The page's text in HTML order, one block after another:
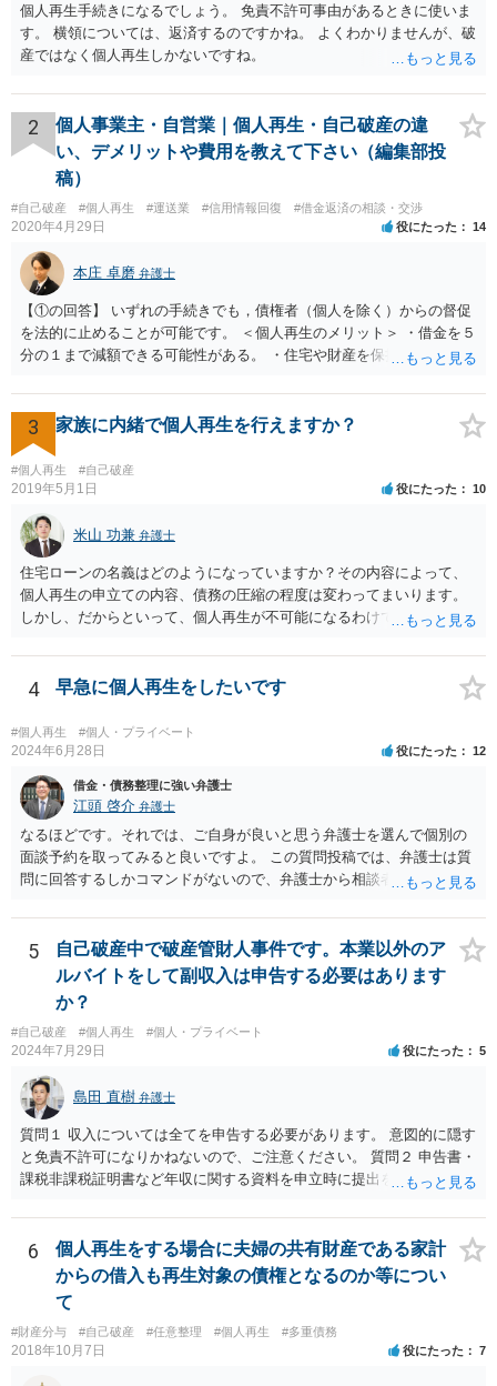
個人再生手続きになるでしょう。 免責不許可事由があるときに使いま
す。 横領については、返済するのですかね。 よくわかりませんが、破
産ではなく個人再生しかないですね。
2
個人事業主・自営業｜個人再生・自己破産の違
い、デメリットや費用を教えて下さい（編集部投
稿）
#自己破産 #個人再生 #運送業 #信用情報回復 #借金返済の相談・交渉
2020年4月29日 役にたった 14
本庄 卓磨 弁護士
【①の回答】 いずれの手続きでも，債権者（個人を除く）からの督促
を法的に止めることが可能です。 ＜個人再生のメリット＞ ・借金を５
分の１まで減額できる可能性がある。 ・住宅や財産を保持できる（た
理的抵抗が小さい（個人差あり）。 ＜自己破産のメリット＞ ・税金等
の滞納分を除き，借金を返済する必要がなくなる。 【②の回答】 ・個
人再生・破産ともに，信用情報に事故情報（いわゆるブラックリス
ト）として登録されますので，５年～１０年ほどは新たに借金をする
ことはできません。また，住宅や店舗を借りる際，保証会社の審査も
通らなくなるため，保証人を立てて契約する必要がある場合がありま
す。 ・ご家族名義の財産を処分する必要はありません。 ・個人再生・
破産ともに，返済が困難な状況に陥っている以上，事業継続は難しい
場合が多いです。もっとも，手続き終了後，新たに事業を行うことは
できます。 ・個人再生・破産ともに，裁判所で手続きを進める際に官
報に掲載されます。そのため，第三者に知られる可能性はゼロではあ
はないかと心配される方がおられますが，そのようなことはありませ
５年間は返済を継続する必要がある。 ・所有している財産の価値が大
きい場合，借金が減らない場合がある。 ＜自己破産のデメリット＞ ・
借金の理由が問われ，場合によっては破産が認められない。 ・所有し
ている財産（２０万円以上の価値があるもの）は，原則として保持で
きない。 【③の回答】 ３０万円～６０万円程度かと思います。 弁護
士費用は分割で支払うことができる場合も多いので，弁護士と相談し
て支払いのスケジュールを決めます。 なお，ご依頼後は借金を返済す
る必要はなくなるため，借金の返済に充てていた分を弁護士費用に充
を起こされることもあり得るため，お早めに弁護士にご依頼されるこ
とをお勧めします。
3 家族に内緒で個人再生を行えますか？
#個人再生 #自己破産
2019年5月1日 役にたった 10
米山 功兼 弁護士
住宅ローンの名義はどのようになっていますか？その内容によって、
個人再生の申立ての内容、債務の圧縮の程度は変わってまいります。
しかし、だからといって、個人再生が不可能になるわけではありませ
ます。 一度ご相談いただければと思います。
4 早急に個人再生をしたいです
#個人再生 #個人・プライベート
2024年6月28日 役にたった 12
借金・債務整理に強い弁護士
江頭 啓介 弁護士
なるほどです。それでは、ご自身が良いと思う弁護士を選んで個別の
面談予約を取ってみると良いですよ。 この質問投稿では、弁護士は質
問に回答するしかコマンドがないので、弁護士から相談者様に直接連
5
自己破産中で破産管財人事件です。本業以外のア
ルバイトをして副収入は申告する必要はあります
か？
#自己破産 #個人再生 #個人・プライベート
2024年7月29日 役にたった 5
島田 直樹 弁護士
質問１ 収入については全てを申告する必要があります。 意図的に隠す
と免責不許可になりかねないので、ご注意ください。 質問２ 申告書・
課税非課税証明書など年収に関する資料を申立時に提出を要求される
組入不要）が認められると考えられるところ、収入・資産について虚
偽の申告をすると免責不許可となりかねませんので、ご注意くださ
6
個人再生をする場合に夫婦の共有財産である家計
からの借入も再生対象の債権となるのか等につい
て
#財産分与 #自己破産 #任意整理 #個人再生 #多重債務
2018年10月7日 役にたった 7